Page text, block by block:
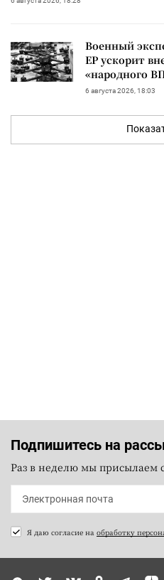
Военный
ЕР ускорит
«народного
6 августа 2026, 18:03
Подпишитесь на
Раз в неделю мы присылаем
Я даю согласие на обработку